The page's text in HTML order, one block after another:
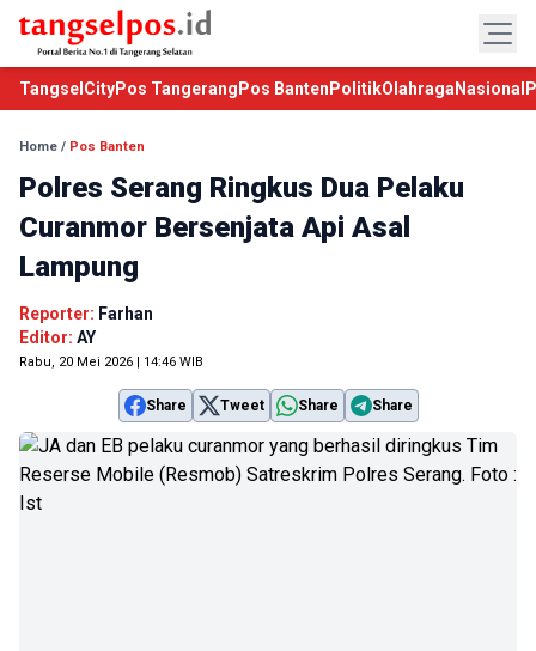
TangselCityPos Tangerang Pos Banten PolitikOlahraga Nasional
Home / Pos Banten
Polres Serang Ringkus Dua Pelaku
Curanmor Bersenjata Api Asal
Lampung
Reporter: Farhan
Editor: AY
Rabu, 20 Mei 2026 | 14:46 WIB
Share Tweet Share Share